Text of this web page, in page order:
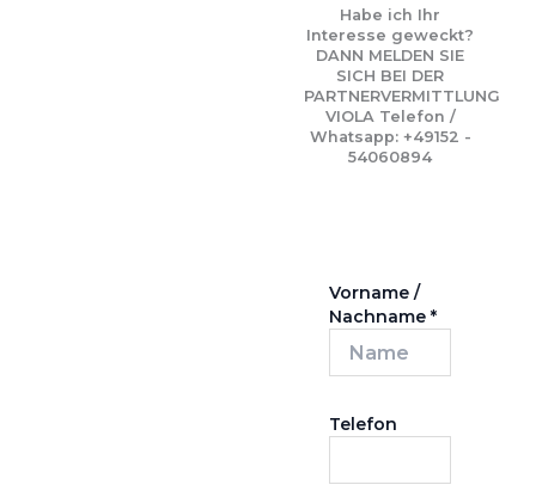
Habe ich Ihr
Interesse geweckt?
DANN MELDEN SIE
SICH BEI DER
PARTNERVERMITTLUNG
VIOLA Telefon /
Whatsapp: +49152 -
54060894
Vorname /
Nachname *
Telefon